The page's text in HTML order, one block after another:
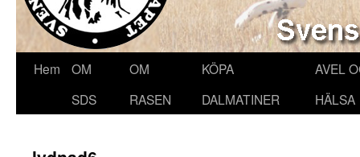
Hoppa
Hem
OM
SDS
OM
RASEN
KÖPA
DALMATINER
AVEL
HÄLSA